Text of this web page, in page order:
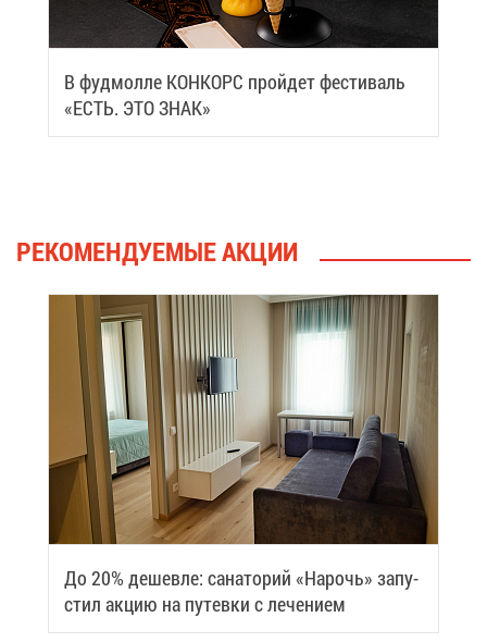
В фуд­мол­ле КОН­КОРС прой­дет фе­сти­валь
«ЕСТЬ. ЭТО ЗНАК»
РЕ­КО­МЕН­ДУ­Е­МЫЕ АК­ЦИИ
До 20% де­шев­ле: са­на­то­рий «На­рочь» за­пу­
стил ак­цию на пу­тев­ки с ле­че­ни­ем